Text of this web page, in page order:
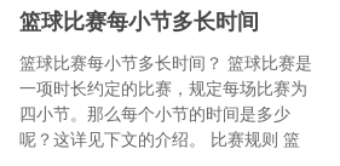
篮球比赛每小节多长时间
篮球比赛每小节多长时间？ 篮球比赛是
一项时长约定的比赛，规定每场比赛为
四小节。那么每个小节的时间是多少
呢？这详见下文的介绍。 比赛规则 篮